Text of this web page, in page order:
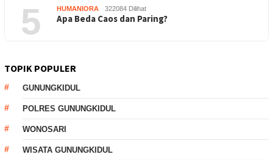
5 HUMANIORA 322084 Dilihat
Apa Beda Caos dan Paring?
TOPIK POPULER
GUNUNGKIDUL
POLRES GUNUNGKIDUL
WONOSARI
WISATA GUNUNGKIDUL